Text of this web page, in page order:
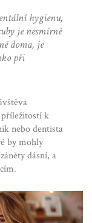
hygienu,
je nesmírně
doma, je
při
příležitostí k
nebo dentista
by mohly
dásní, a